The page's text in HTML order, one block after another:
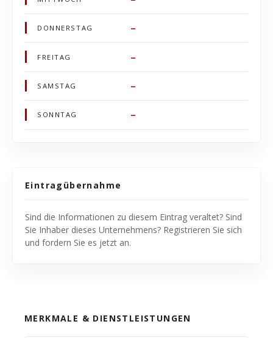
DONNERSTAG –
FREITAG –
SAMSTAG –
SONNTAG –
Eintragübernahme
Sind die Informationen zu diesem Eintrag veraltet? Sind
Sie Inhaber dieses Unternehmens? Registrieren Sie sich
und fordern Sie es jetzt an.
MERKMALE & DIENSTLEISTUNGEN